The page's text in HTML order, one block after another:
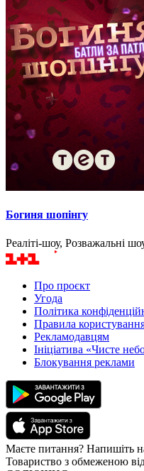
Богиня шопінгу
Реаліті-шоу, Розважальні
Про проєкт
Угода
Політика
Правила
Рекламодавцям
Ініціатива «Чисте
Блокування реклами
Маєте питання? Напишіть
Товариство з обмеженою